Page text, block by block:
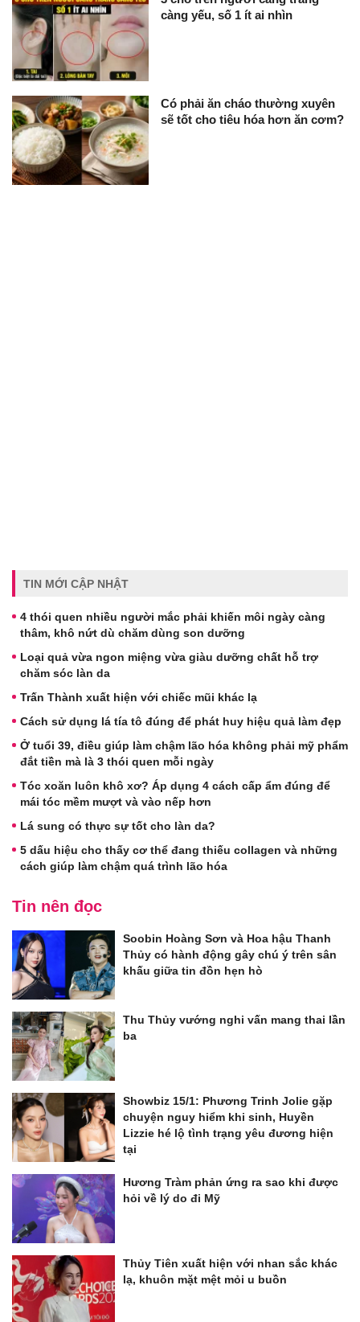
càng yếu, số 1 ít ai nhìn
Có phải ăn cháo thường xuyên
sẽ tốt cho tiêu hóa hơn ăn cơm?
TIN MỚI CẬP NHẬT
4 thói quen nhiều người mắc phải khiến môi ngày càng
thâm, khô nứt dù chăm dùng son dưỡng
Loại quả vừa ngon miệng vừa giàu dưỡng chất hỗ trợ
chăm sóc làn da
Trấn Thành xuất hiện với chiếc mũi khác lạ
Cách sử dụng lá tía tô đúng để phát huy hiệu quả làm đẹp
Ở tuổi 39, điều giúp làm chậm lão hóa không phải mỹ phẩm
đắt tiền mà là 3 thói quen mỗi ngày
Tóc xoăn luôn khô xơ? Áp dụng 4 cách cấp ẩm đúng để
mái tóc mềm mượt và vào nếp hơn
Lá sung có thực sự tốt cho làn da?
5 dấu hiệu cho thấy cơ thể đang thiếu collagen và những
cách giúp làm chậm quá trình lão hóa
Tin nên đọc
Soobin Hoàng Sơn và Hoa hậu Thanh
Thủy có hành động gây chú ý trên sân
khấu giữa tin đồn hẹn hò
Thu Thủy vướng nghi vấn mang thai lần
ba
Showbiz 15/1: Phương Trinh Jolie gặp
chuyện nguy hiểm khi sinh, Huyền
Lizzie hé lộ tình trạng yêu đương hiện
tại
Hương Tràm phản ứng ra sao khi được
hỏi về lý do đi Mỹ
Thủy Tiên xuất hiện với nhan sắc khác
lạ, khuôn mặt mệt mỏi u buồn